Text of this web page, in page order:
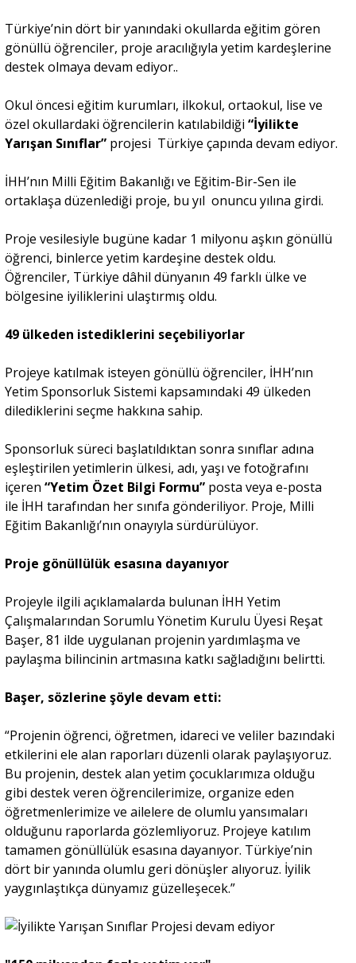
Yorum - Analiz
Söyleşi
Portre
Yazarlar
Dosya Haber
Sağlık
Türkiye’nin dört bir yanındaki okullarda eğitim gören
gönüllü öğrenciler, proje aracılığıyla yetim kardeşlerine
destek olmaya devam ediyor..
Okul öncesi eğitim kurumları, ilkokul, ortaokul, lise ve
özel okullardaki öğrencilerin katılabildiği“İyilikte
Yarışan Sınıflar” projesi Türkiye çapında devam ediyor.
İHH’nın Milli Eğitim Bakanlığı ve Eğitim-Bir-Sen ile
ortaklaşa düzenlediği proje, bu yıl onuncu yılına girdi.
Proje vesilesiyle bugüne kadar 1 milyonu aşkın gönüllü
öğrenci, binlerce yetim kardeşine destek oldu.
Öğrenciler, Türkiye dâhil dünyanın 49 farklı ülke ve
bölgesine iyiliklerini ulaştırmış oldu.
49 ülkeden istediklerini seçebiliyorlar
Projeye katılmak isteyen gönüllü öğrenciler, İHH’nın
Yetim Sponsorluk Sistemi kapsamındaki 49 ülkeden
dilediklerini seçme hakkına sahip.
Sponsorluk süreci başlatıldıktan sonra sınıflar adına
eşleştirilen yetimlerin ülkesi, adı, yaşı ve fotoğrafını
içeren“Yetim Özet Bilgi Formu” posta veya e-posta
ile İHH tarafından her sınıfa gönderiliyor. Proje, Milli
Eğitim Bakanlığı’nın onayıyla sürdürülüyor.
Proje gönüllülük esasına dayanıyor
Projeyle ilgili açıklamalarda bulunan İHH Yetim
Çalışmalarından Sorumlu Yönetim Kurulu Üyesi Reşat
Başer, 81 ilde uygulanan projenin yardımlaşma ve
paylaşma bilincinin artmasına katkı sağladığını belirtti.
Başer, sözlerine şöyle devam etti:
“Projenin öğrenci, öğretmen, idareci ve veliler bazındaki
etkilerini ele alan raporları düzenli olarak paylaşıyoruz.
Bu projenin, destek alan yetim çocuklarımıza olduğu
gibi destek veren öğrencilerimize, organize eden
öğretmenlerimize ve ailelere de olumlu yansımaları
olduğunu raporlarda gözlemliyoruz. Projeye katılım
tamamen gönüllülük esasına dayanıyor. Türkiye’nin
dört bir yanında olumlu geri dönüşler alıyoruz. İyilik
yaygınlaştıkça dünyamız güzelleşecek.”